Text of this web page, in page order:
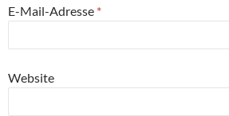
E-Mail-Adresse *
Website